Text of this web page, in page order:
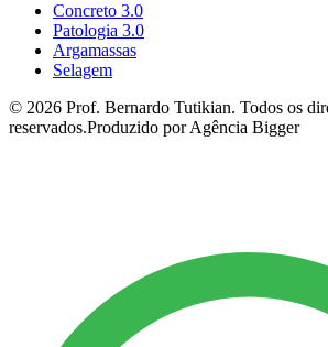
Concreto 3.0
Patologia 3.0
Argamassas
Selagem
© 2026 Prof. Bernardo Tutikian. Todos os
reservados.Produzido por Agência Bigger